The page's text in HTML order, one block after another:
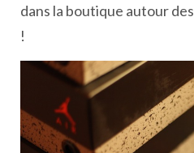
dans la boutique autour
!